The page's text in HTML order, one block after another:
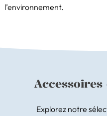
l’environnement.
Explorez notre